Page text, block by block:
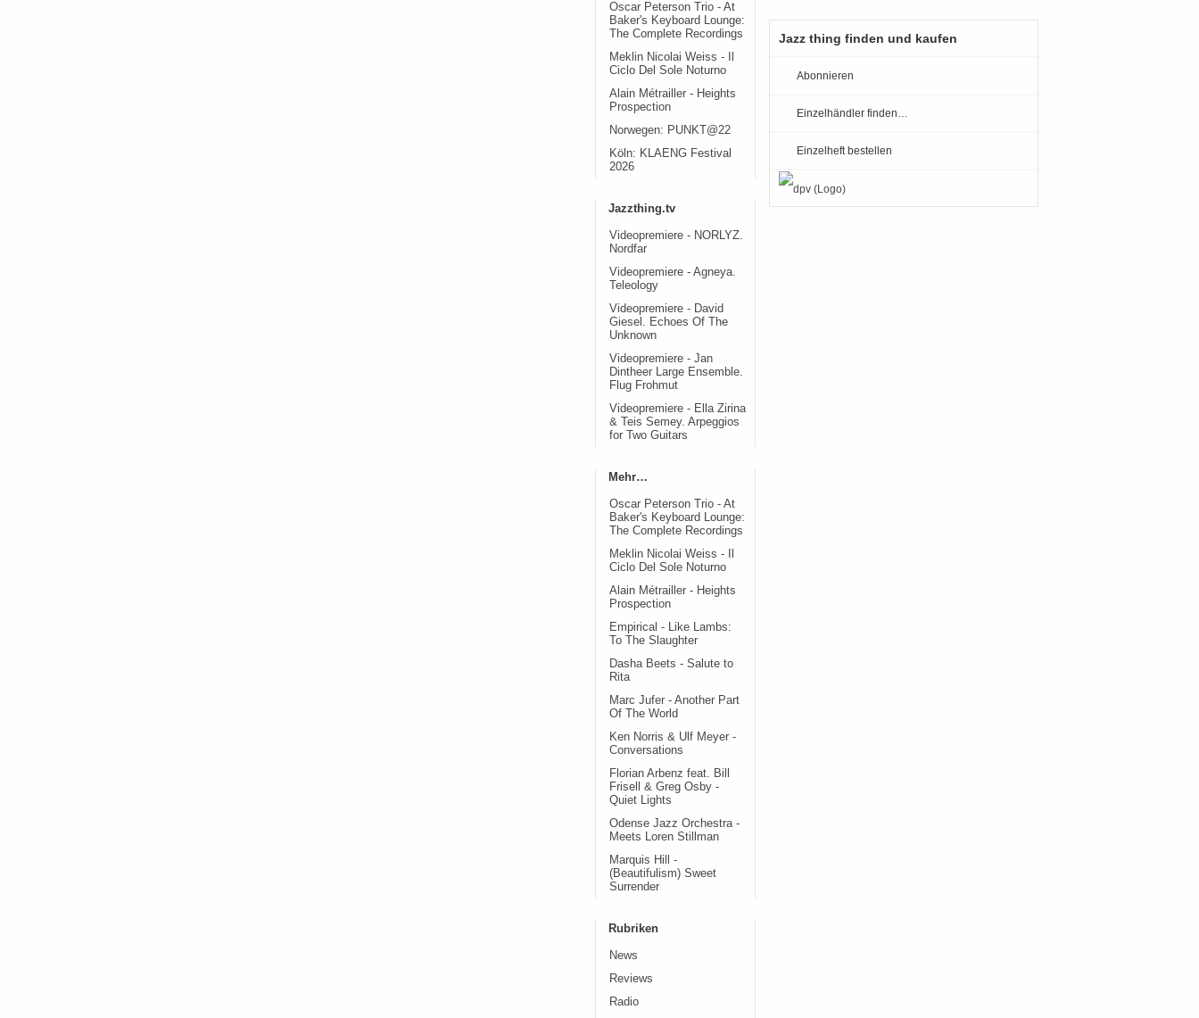
Oscar Peterson Trio - At
Baker's Keyboard Lounge:
The Complete Recordings
Meklin Nicolai Weiss - Il
Ciclo Del Sole Noturno
Alain Métrailler - Heights
Prospection
Norwegen: PUNKT@22
Köln: KLAENG Festival
2026
Jazzthing.tv
Videopremiere - NORLYZ.
Nordfar
Videopremiere - Agneya.
Teleology
Videopremiere - David
Giesel. Echoes Of The
Unknown
Videopremiere - Jan
Dintheer Large Ensemble.
Flug Frohmut
Videopremiere - Ella Zirina
& Teis Semey. Arpeggios
for Two Guitars
Mehr…
Oscar Peterson Trio - At
Baker's Keyboard Lounge:
The Complete Recordings
Meklin Nicolai Weiss - Il
Ciclo Del Sole Noturno
Alain Métrailler - Heights
Prospection
Empirical - Like Lambs:
To The Slaughter
Dasha Beets - Salute to
Rita
Marc Jufer - Another Part
Of The World
Ken Norris & Ulf Meyer -
Conversations
Florian Arbenz feat. Bill
Frisell & Greg Osby -
Quiet Lights
Odense Jazz Orchestra -
Meets Loren Stillman
Marquis Hill -
(Beautifulism) Sweet
Surrender
Rubriken
News
Reviews
Radio
Jazz thing finden und kaufen
Abonnieren
Einzelhändler finden…
Einzelheft bestellen